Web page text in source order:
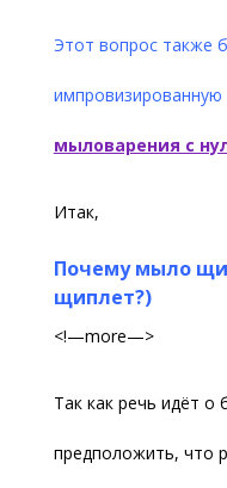
Этот вопрос также
импровизированную
мыловарения с
Итак,
Почему мыло
щиплет?)
<!—more—>
Так как речь идёт о
предположить, что